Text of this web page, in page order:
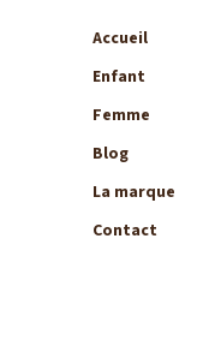
Accueil
Enfant
Femme
Blog
La marque
Contact